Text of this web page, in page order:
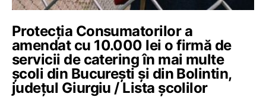
Protecţia Consumatorilor a
amendat cu 10.000 lei o firmă de
servicii de catering în mai multe
şcoli din București și din Bolintin,
județul Giurgiu / Lista școlilor